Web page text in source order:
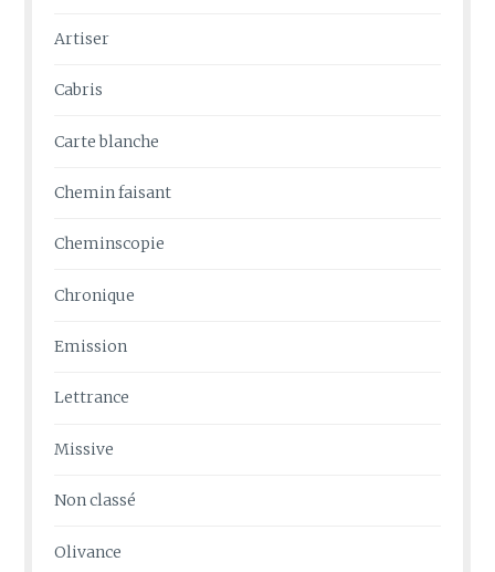
Artiser
Cabris
Carte blanche
Chemin faisant
Cheminscopie
Chronique
Emission
Lettrance
Missive
Non classé
Olivance